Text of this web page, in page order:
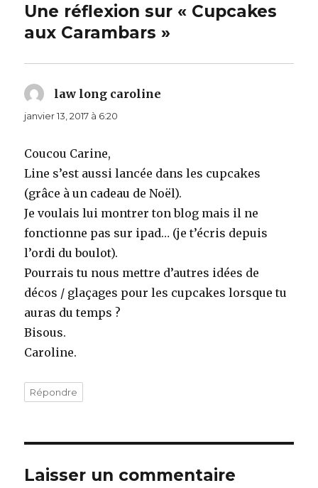
Une réflexion sur « Cupcakes
aux Carambars »
law long caroline
janvier 13, 2017 à 6:20
Coucou Carine,
Line s’est aussi lancée dans les cupcakes
(grâce à un cadeau de Noël).
Je voulais lui montrer ton blog mais il ne
fonctionne pas sur ipad… (je t’écris depuis
l’ordi du boulot).
Pourrais tu nous mettre d’autres idées de
décos / glaçages pour les cupcakes lorsque tu
auras du temps ?
Bisous.
Caroline.
Répondre
Laisser un commentaire